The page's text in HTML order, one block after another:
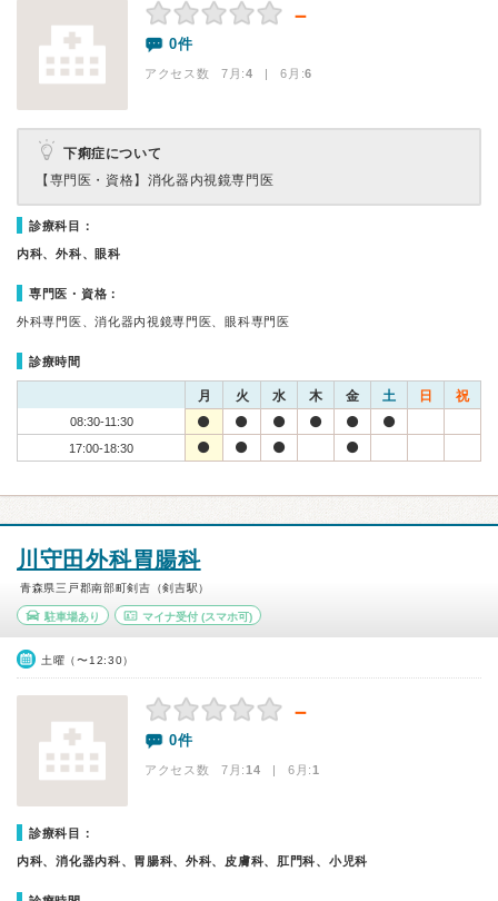
－
0件
アクセス数 7月:4 | 6月:6
下痢症について
【専門医・資格】 消化器内視鏡専門医
診療科目：
内科、外科、眼科
専門医・資格：
外科専門医、消化器内視鏡専門医、眼科専門医
診療時間
月 火 水 木 金 土 日 祝
08:30-11:30
17:00-18:30
川守田外科胃腸科
青森県三戸郡南部町剣吉（剣吉駅）
駐車場あり マイナ受付(スマホ可)
土曜（〜12:30）
－
0件
アクセス数 7月:14 | 6月:1
診療科目：
内科、消化器内科、胃腸科、外科、皮膚科、肛門科、小児科